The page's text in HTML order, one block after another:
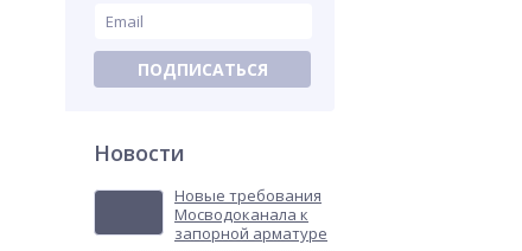
ПОДПИСАТЬСЯ
Новости
Новые требования
Мосводоканала к
запорной арматуре